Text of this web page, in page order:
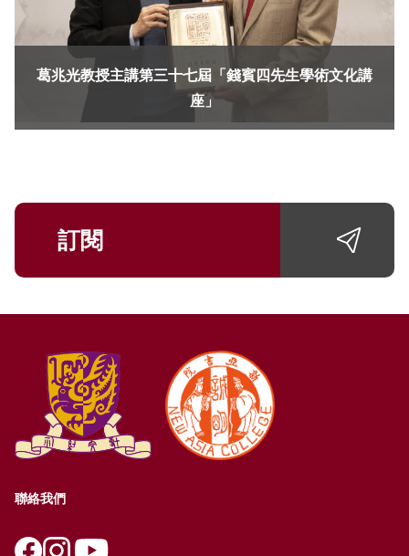
葛兆光教授主講第三十七屆「錢賓四先生學術文化講
座」
訂閱
聯絡我們